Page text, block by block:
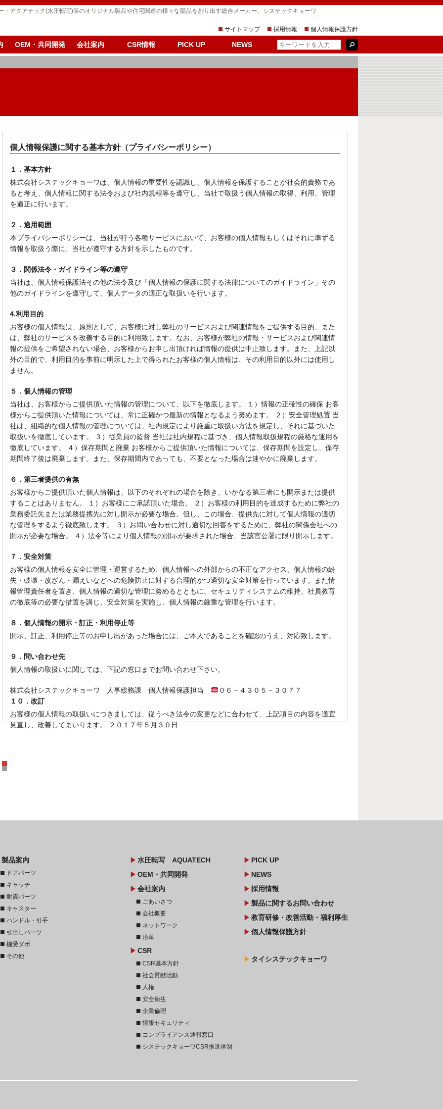
アクアテック(水圧転写)等のオリジナル製品や住宅関連の様々な部品を創り出す総合メーカー。システックキョーワ
個人情報保護方針
採用情報
サイトマップ
OEM・共同開発 会社案内 CSR情報 PICK UP NEWS
個人情報保護に関する基本方針（プライバシーポリシー）
１．基本方針
株式会社システックキョーワは、個人情報の重要性を認識し、個人情報を保護することが社会的責務であ
ると考え、個人情報に関する法令および社内規程等を遵守し、当社で取扱う個人情報の取得、利用、管理
を適正に行います。
２．適用範囲
本プライバシーポリシーは、当社が行う各種サービスにおいて、お客様の個人情報もしくはそれに準ずる
情報を取扱う際に、当社が遵守する方針を示したものです。
３．関係法令・ガイドライン等の遵守
当社は、個人情報保護法その他の法令及び「個人情報の保護に関する法律についてのガイドライン」その
他のガイドラインを遵守して、個人データの適正な取扱いを行います。
4.利用目的
お客様の個人情報は、原則として、お客様に対し弊社のサービスおよび関連情報をご提供する目的、また
は、弊社のサービスを改善する目的に利用致します。なお、お客様が弊社の情報・サービスおよび関連情
報の提供をご希望されない場合、お客様からお申し出頂ければ情報の提供は中止致します。また、上記以
外の目的で、利用目的を事前に明示した上で得られたお客様の個人情報は、その利用目的以外には使用し
ません。
５．個人情報の管理
当社は、お客様からご提供頂いた情報の管理について、以下を徹底します。 １）情報の正確性の確保 お客
様からご提供頂いた情報については、常に正確かつ最新の情報となるよう努めます。 ２）安全管理処置 当
社は、組織的な個人情報の管理については、社内規定により厳重に取扱い方法を規定し、それに基づいた
取扱いを徹底しています。 ３）従業員の監督 当社は社内規程に基づき、個人情報取扱規程の厳格な運用を
徹底しています。 ４）保存期間と廃棄 お客様からご提供頂いた情報については、保存期間を設定し、保存
期間終了後は廃棄します。また、保存期間内であっても、不要となった場合は速やかに廃棄します。
６．第三者提供の有無
お客様からご提供頂いた個人情報は、以下のそれぞれの場合を除き、いかなる第三者にも開示または提供
することはありません。 １）お客様にご承諾頂いた場合。 ２）お客様の利用目的を達成するために弊社の
業務委託先または業務提携先に対し開示が必要な場合。但し、この場合、提供先に対して個人情報の適切
な管理をするよう徹底致します。 ３）お問い合わせに対し適切な回答をするために、弊社の関係会社への
開示が必要な場合。 ４）法令等により個人情報の開示が要求された場合、当該官公署に限り開示します。
７．安全対策
お客様の個人情報を安全に管理・運営するため、個人情報への外部からの不正なアクセス、個人情報の紛
失・破壊・改ざん・漏えいなどへの危険防止に対する合理的かつ適切な安全対策を行っています。また情
報管理責任者を置き、個人情報の適切な管理に努めるとともに、セキュリティシステムの維持、社員教育
の徹底等の必要な措置を講じ、安全対策を実施し、個人情報の厳重な管理を行います。
８．個人情報の開示・訂正・利用停止等
開示、訂正、利用停止等のお申し出があった場合には、ご本人であることを確認のうえ、対応致します。
９．問い合わせ先
個人情報の取扱いに関しては、下記の窓口までお問い合わせ下さい。
株式会社システックキョーワ 人事総務課 個人情報保護担当
０６－４３０５－３０７７
１０．改訂
お客様の個人情報の取扱いにつきましては、従うべき法令の変更などに合わせて、上記項目の内容を適宜
見直し、改善してまいります。 ２０１７年５月３０日
製品案内
stop ドアパーツ
stop キャッチ
stop 耐震パーツ
stop キャスター
stop ハンドル・引手
stop 引出しパーツ
stop 棚受ダボ
stop その他
play_arrow 水圧転写 AQUATECH
play_arrow OEM・共同開発
play_arrow 会社案内
stop ごあいさつ
stop 会社概要
stop ネットワーク
stop 沿革
play_arrow CSR
stop CSR基本方針
stop 社会貢献活動
stop 人権
stop 安全衛生
stop 企業倫理
stop情報セキュリティ
stop コンプライアンス通報窓口
stop システックキョーワCSR推進体制
play_arrow PICK UP
play_arrow NEWS
play_arrow 採用情報
play_arrow 製品に関するお問い合わせ
play_arrow 教育研修・改善活動・福利厚生
play_arrow 個人情報保護方針
play_arrow タイシステックキョーワ